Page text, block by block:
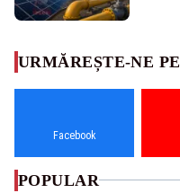
URMĂREȘTE-NE PE
Facebook
POPULAR